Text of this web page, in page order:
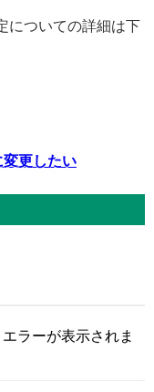
についての詳細は下
変更したい
ラーが表示されま